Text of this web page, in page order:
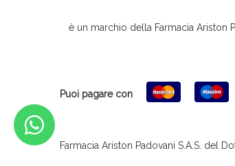
è un marchio della Farmacia Ariston
Puoi pagare con
Farmacia Ariston Padovani S.A.S. del